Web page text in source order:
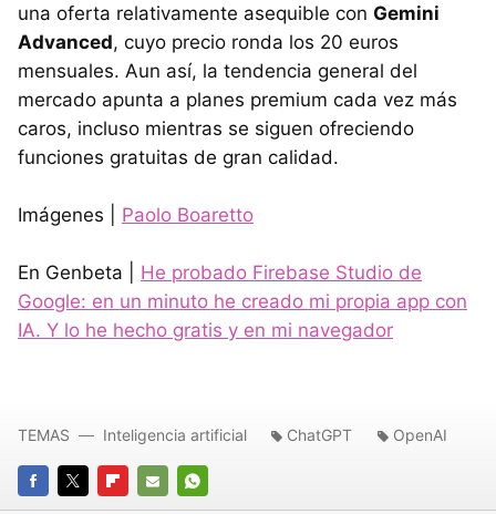
una oferta relativamente asequible con Gemini
Advanced, cuyo precio ronda los 20 euros
mensuales. Aun así, la tendencia general del
mercado apunta a planes premium cada vez más
caros, incluso mientras se siguen ofreciendo
funciones gratuitas de gran calidad.
Imágenes | Paolo Boaretto
En Genbeta | He probado Firebase Studio de
Google: en un minuto he creado mi propia app con
IA. Y lo he hecho gratis y en mi navegador
TEMAS Inteligencia artificial ChatGPT OpenAI